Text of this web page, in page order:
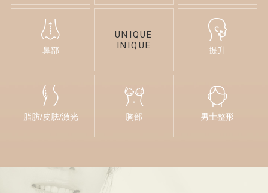
鼻部
UNIQUE
INIQUE
提升
脂肪/皮肤/激光 胸部 男士整形